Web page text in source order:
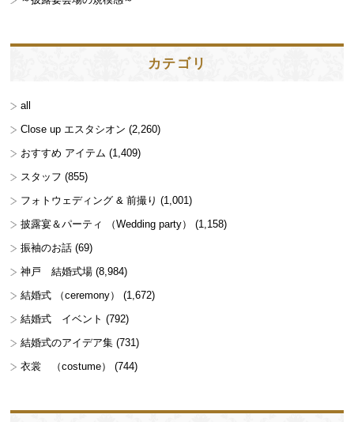
カテゴリ
all
Close up エスタシオン (2,260)
おすすめ アイテム (1,409)
スタッフ (855)
フォトウェディング & 前撮り (1,001)
披露宴＆パーティ （Wedding party）
(1,158)
振袖のお話 (69)
神戸 結婚式場 (8,984)
結婚式 （ceremony）
(1,672)
結婚式 イベント (792)
結婚式のアイデア集 (731)
衣裳 （costume）
(744)